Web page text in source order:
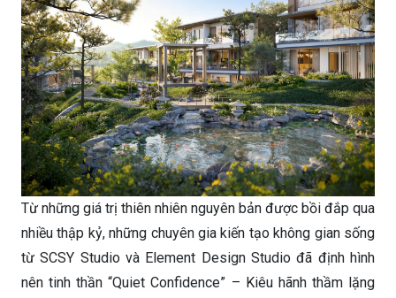
Từ những giá trị thiên nhiên nguyên bản được bồi đắp qua
nhiều thập kỷ, những chuyên gia kiến tạo không gian sống
từ SCSY Studio và Element Design Studio đã định hình
nên tinh thần “Quiet Confidence” – Kiêu hãnh thầm lặng